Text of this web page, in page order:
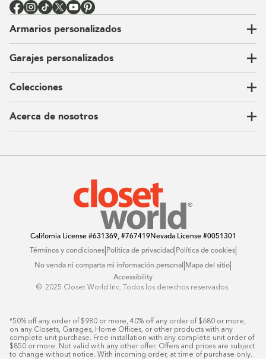
Armarios personalizados
Vestidores
Armarios de pared
Guardarropas
Armarios para niños
Garajes personalizados
Nuestra historia
Our Process
Carta del CEO
Sostenibilidad
Colecciones
Ubicaciones
Contacto
Acerca de nosotros
California License#631369, #767419Nevada License#0051301
Términos y condiciones| Política de privacidad| Política de cookies|
No venda ni comparta mi información personal Mapa del sitio
Accessibility
© ️ 2025 Closet World Inc. Todos los derechos reservados.
*50% off any order of $980 or more, 40% off any order of $680 or more,
on any Closets, Garages, Home Offices, or other products with any
complete unit purchase. Free installation with any complete unit order of
$850 or more. Not valid with any other offer. Offers and prices are subject
to change without notice. With incoming order, at time of purchase only.